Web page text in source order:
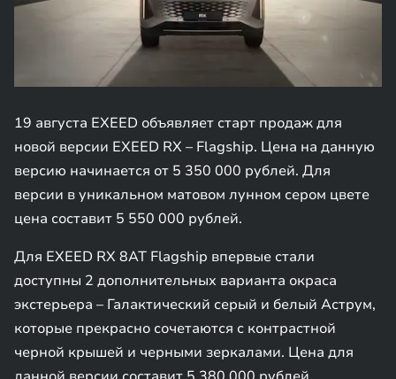
19 августа EXEED объявляет старт продаж для
новой версии EXEED RX – Flagship. Цена на данную
версию начинается от 5 350 000 рублей. Для
версии в уникальном матовом лунном сером цвете
цена составит 5 550 000 рублей.
Для EXEED RX 8AT Flagship впервые стали
доступны 2 дополнительных варианта окраса
экстерьера – Галактический серый и белый Аструм,
которые прекрасно сочетаются с контрастной
черной крышей и черными зеркалами. Цена для